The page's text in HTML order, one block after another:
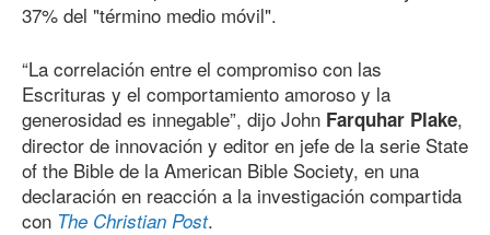
37% del "término medio móvil".
“La correlación entre el compromiso con las
Escrituras y el comportamiento amoroso y la
generosidad es innegable”, dijo John Farquhar Plake,
director de innovación y editor en jefe de la serie State
of the Bible de la American Bible Society, en una
declaración en reacción a la investigación compartida
con The Christian Post.